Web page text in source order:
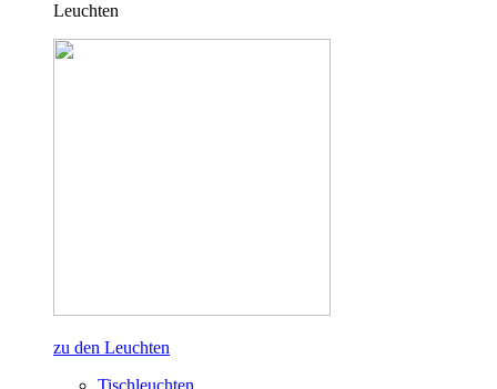
Leuchten
zu den Leuchten
Tischleuchten